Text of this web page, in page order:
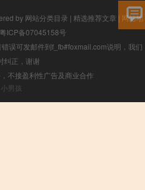
by 网站分类目录 | 精选推荐文章 | 网站地
粤ICP备07045158号
误可发邮件到f_fb#foxmail.com说明，我们
纠正，谢谢
不接盈利性广告及商业合作
小男孩